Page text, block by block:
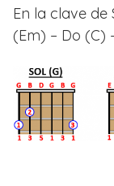
En la clave de
(Em) – Do (C)